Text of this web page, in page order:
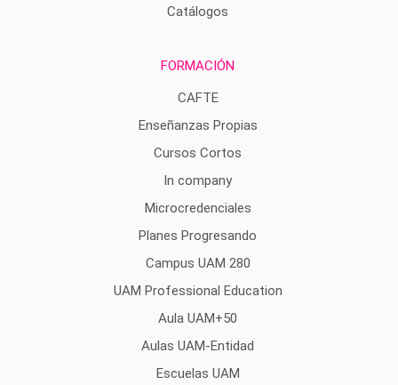
Catálogos
FORMACIÓN
CAFTE
Enseñanzas Propias
Cursos Cortos
In company
Microcredenciales
Planes Progresando
Campus UAM 280
UAM Professional Education
Aula UAM+50
Aulas UAM-Entidad
Escuelas UAM